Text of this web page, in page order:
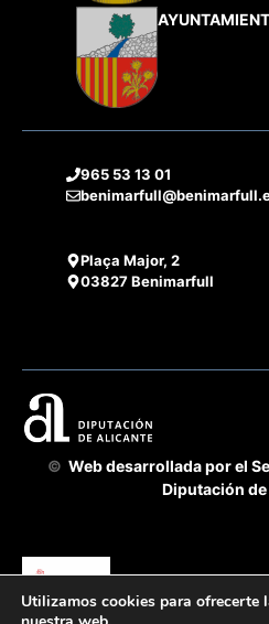
965 53 13 01
Plaça Major, 2
03827 Benimarfull
© Web desarrollada por el
Diputación
Acuerdo Cooperación 2025
Utilizamos cookies para ofrecerte